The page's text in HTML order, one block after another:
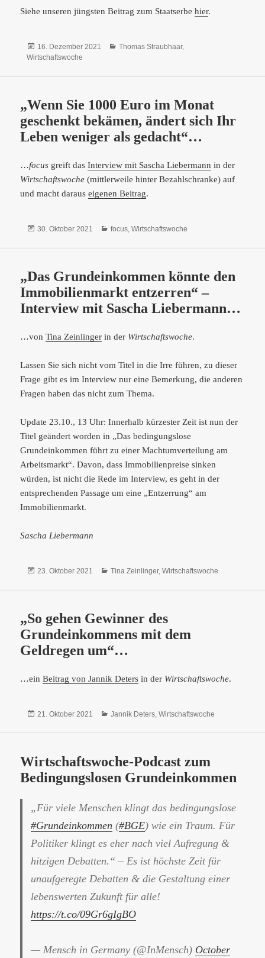
Siehe unseren jüngsten Beitrag zum Staatserbehier.
Veröffentlicht
am
16. Dezember 2021 Kategorien
Thomas Straubhaar,
Wirtschaftswoche
„Wenn Sie 1000 Euro im Monat
geschenkt bekämen, ändert sich Ihr
Leben weniger als gedacht“…
…focus greift dasInterview mit Sascha Liebermann in der
Wirtschaftswoche (mittlerweile hinter Bezahlschranke) auf
und macht darauseigenen Beitrag.
Veröffentlicht
30. Oktober 2021 Kategorien
focus, Wirtschaftswoche
„Das Grundeinkommen könnte den
Immobilienmarkt entzerren“ –
Interview mit Sascha Liebermann…
…vonTina Zeinlinger in der Wirtschaftswoche.
Lassen Sie sich nicht vom Titel in die Irre führen, zu dieser
Frage gibt es im Interview nur eine Bemerkung, die anderen
Fragen haben das nicht zum Thema.
Update 23.10., 13 Uhr: Innerhalb kürzester Zeit ist nun der
Titel geändert worden in „Das bedingungslose
Grundeinkommen führt zu einer Machtumverteilung am
Arbeitsmarkt“. Davon, dass Immobilienpreise sinken
würden, ist nicht die Rede im Interview, es geht in der
entsprechenden Passage um eine „Entzerrung“ am
Immobilienmarkt.
Sascha Liebermann
Veröffentlicht
23. Oktober 2021 Kategorien
Tina Zeinlinger, Wirtschaftswoche
„So gehen Gewinner des
Grundeinkommens mit dem
Geldregen um“…
…einBeitrag von Jannik Deters in der Wirtschaftswoche.
Veröffentlicht
21. Oktober 2021 Kategorien
Jannik Deters, Wirtschaftswoche
Wirtschaftswoche-Podcast zum
Bedingungslosen Grundeinkommen
„Für viele Menschen klingt das bedingungslose
#Grundeinkommen (#BGE) wie ein Traum. Für
Politiker klingt es eher nach viel Aufregung &
hitzigen Debatten.“ – Es ist höchste Zeit für
unaufgeregte Debatten & die Gestaltung einer
lebenswerten Zukunft für alle!
https://t.co/09Gr6gIgBO
— Mensch in Germany (@InMensch) October